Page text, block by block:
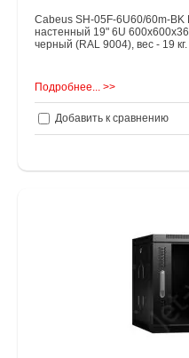
Cabeus SH-05F-6U60/60m-
настенный 19" 6U
черный (RAL 9004), вес - 19 кг.
Подробнее... >>
Добавить к сравнению